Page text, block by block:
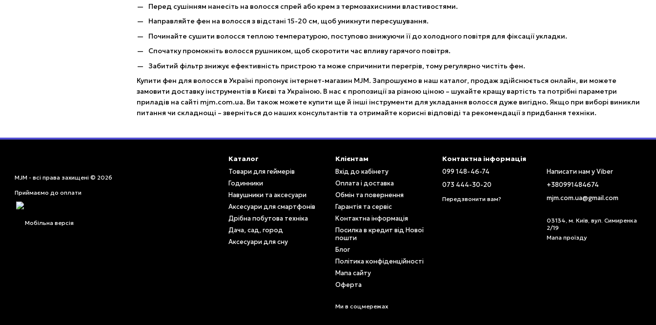
Перед сушінням нанесіть на волосся спрей або крем з термозахисними властивостями.
Направляйте фен на волосся з відстані 15-20 см, щоб уникнути пересушування.
Починайте сушити волосся теплою температурою, поступово знижуючи її до холодного повітря для фіксації укладки.
Спочатку промокніть волосся рушником, щоб скоротити час впливу гарячого повітря.
Забитий фільтр знижує ефективність пристрою та може спричинити перегрів, тому регулярно чистіть фен.
Купити фен для волосся в Україні пропонує інтернет-магазин MJM. Запрошуємо в наш каталог, продаж здійснюється онлайн, ви можете
замовити доставку інструментів в Києві та Україною. В нас є пропозиції за різною ціною – шукайте кращу вартість та потрібні параметри
приладів на сайті mjm.com.ua. Ви також можете купити ще й інші інструменти для укладання волосся дуже вигідно. Якщо при виборі виникли
питання чи складнощі – зверніться до наших консультантів та отримайте корисні відповіді та рекомендації з придбання техніки.
MJM - всі права захищені © 2026
Приймаємо до оплати
Мобільна версія
Каталог
Товари для геймерів
Годинники
Навушники та аксесуари
Аксесуари для смартфонів
Дрібна побутова техніка
Дача, сад, город
Аксесуари для сну
Клієнтам
Вхід до кабінету
Оплата і доставка
Обмін та повернення
Гарантія та сервіс
Контактна інформація
Посилка в кредит від Нової
пошти
Блог
Політика конфіденційності
Мапа сайту
Оферта
Ми в соцмережах
Контактна інформація
099 148-46-74
073 444-30-20
Передзвонити вам?
Написати нам у Viber
+380991484674
mjm.com.ua@gmail.com
03134, м. Київ, вул. Симиренка
2/19
Мапа проїзду